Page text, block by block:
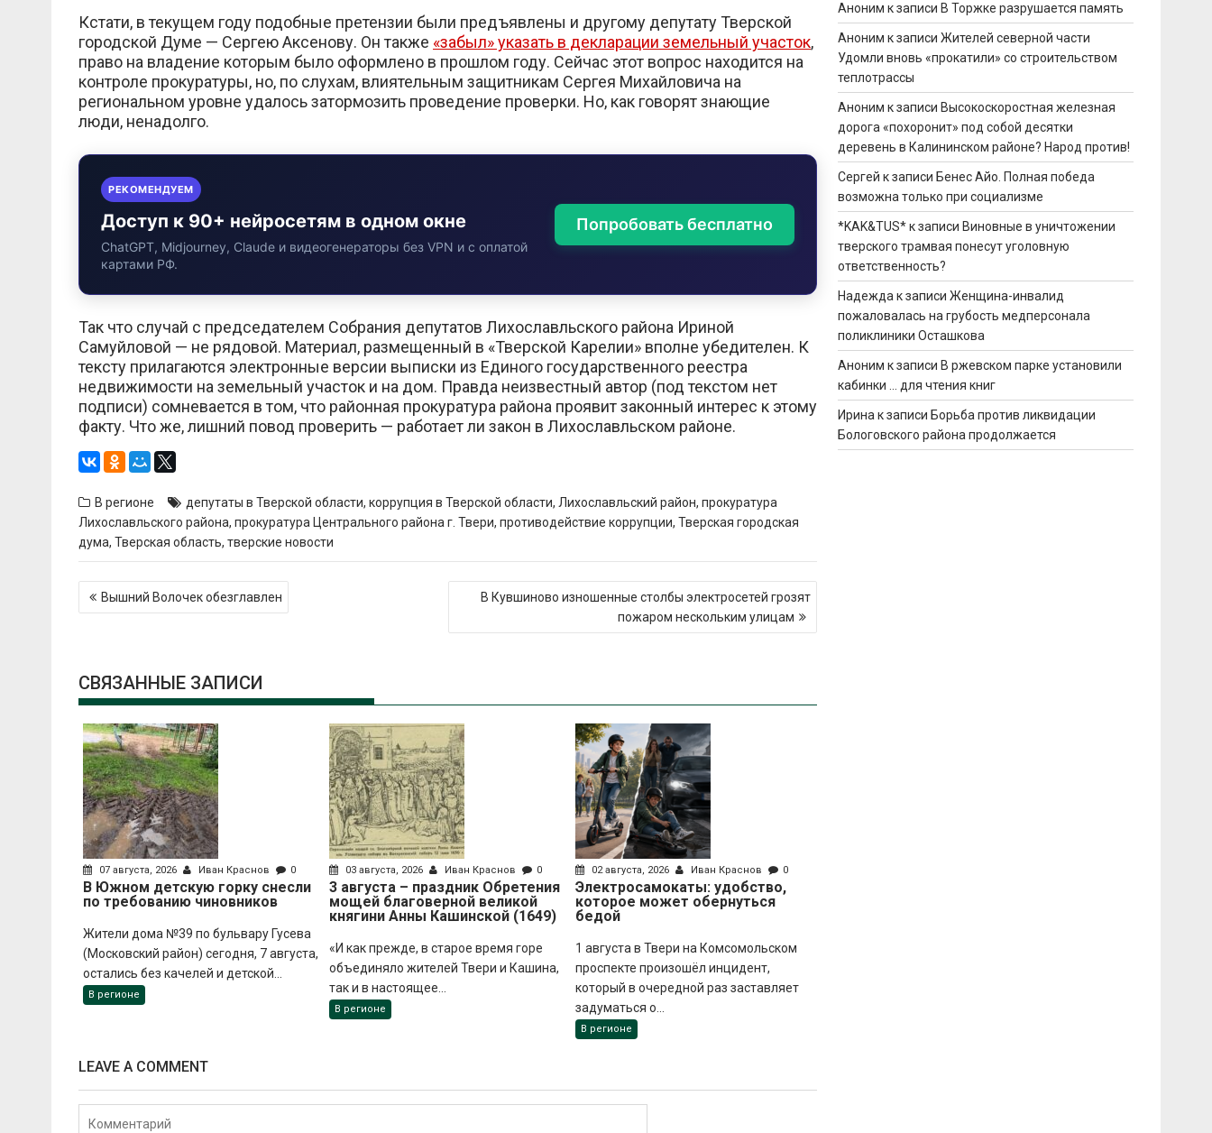
Кстати, в текущем году подобные претензии были предъявлены и другому депутату Тверской
городской Думе — Сергею Аксенову. Он также «забыл» указать в декларации земельный участок,
право на владение которым было оформлено в прошлом году. Сейчас этот вопрос находится на
контроле прокуратуры, но, по слухам, влиятельным защитникам Сергея Михайловича на
региональном уровне удалось затормозить проведение проверки. Но, как говорят знающие
люди, ненадолго.
РЕКОМЕНДУЕМ
Доступ к 90+ нейросетям в одном окне
ChatGPT, Midjourney, Claude и видеогенераторы без VPN и с оплатой
картами РФ.
Попробовать бесплатно
Так что случай с председателем Собрания депутатов Лихославльского района Ириной
Самуйловой — не рядовой. Материал, размещенный в «Тверской Карелии» вполне убедителен. К
тексту прилагаются электронные версии выписки из Единого государственного реестра
недвижимости на земельный участок и на дом. Правда неизвестный автор (под текстом нет
подписи) сомневается в том, что районная прокуратура района проявит законный интерес к этому
факту. Что же, лишний повод проверить — работает ли закон в Лихославльском районе.
В регионе депутаты в Тверской области, коррупция в Тверской области, Лихославльский район, прокуратура
Лихославльского района, прокуратура Центрального района г. Твери, противодействие коррупции, Тверская городская
дума, Тверская область, тверские новости
Навигация
по Вышний Волочек обезглавлен
В Кувшиново изношенные столбы электросетей грозят
пожаром нескольким улицам
СВЯЗАННЫЕ ЗАПИСИ
07 августа, 2026 Иван Краснов 0
В Южном детскую горку снесли
по требованию чиновников
Жители дома №39 по бульвару Гусева
(Московский район) сегодня, 7 августа,
остались без качелей и детской...
В регионе
03 августа, 2026 Иван Краснов 0
3 августа – праздник Обретения
мощей благоверной великой
княгини Анны Кашинской (1649)
«И как прежде, в старое время горе
объединяло жителей Твери и Кашина,
так и в настоящее...
В регионе
02 августа, 2026 Иван Краснов 0
Электросамокаты: удобство,
которое может обернуться
бедой
1 августа в Твери на Комсомольском
проспекте произошёл инцидент,
который в очередной раз заставляет
задуматься о...
В регионе
LEAVE A COMMENT
Аноним к записи В Торжке разрушается память
Аноним к записиЖителей северной части
Удомли вновь «прокатили» со строительством
теплотрассы
Аноним к записи Высокоскоростная железная
дорога «похоронит» под собой десятки
деревень в Калининском районе? Народ против!
Сергей к записи Бенес Айо. Полная победа
возможна только при социализме
*KAK&TUS*к записи Виновные в уничтожении
тверского трамвая понесут уголовную
ответственность?
Надежда к записиЖенщина-инвалид
пожаловалась на грубость медперсонала
поликлиники Осташкова
Аноним к записи В ржевском парке установили
кабинки … для чтения книг
Ирина к записи Борьба против ликвидации
Бологовского района продолжается